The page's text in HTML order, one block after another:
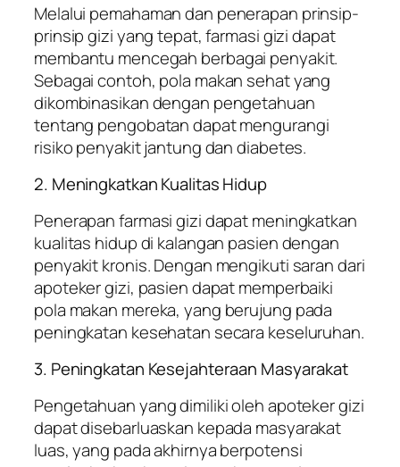
Melalui pemahaman dan penerapan prinsip-
prinsip gizi yang tepat, farmasi gizi dapat
membantu mencegah berbagai penyakit.
Sebagai contoh, pola makan sehat yang
dikombinasikan dengan pengetahuan
tentang pengobatan dapat mengurangi
risiko penyakit jantung dan diabetes.
2. Meningkatkan Kualitas Hidup
Penerapan farmasi gizi dapat meningkatkan
kualitas hidup di kalangan pasien dengan
penyakit kronis. Dengan mengikuti saran dari
apoteker gizi, pasien dapat memperbaiki
pola makan mereka, yang berujung pada
peningkatan kesehatan secara keseluruhan.
3. Peningkatan Kesejahteraan Masyarakat
Pengetahuan yang dimiliki oleh apoteker gizi
dapat disebarluaskan kepada masyarakat
luas, yang pada akhirnya berpotensi